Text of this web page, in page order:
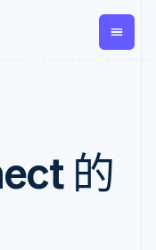
Global
Payouts的